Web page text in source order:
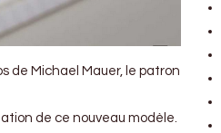
de Michael Mauer, le patron
de ce nouveau modèle.